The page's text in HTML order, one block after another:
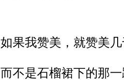
如果我赞美，就赞美
而不是石榴裙下的那